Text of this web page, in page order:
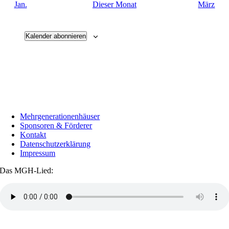
Jan. Dieser Monat März
Kalender abonnieren
Mehrgenerationenhäuser
Sponsoren & Förderer
Kontakt
Datenschutzerklärung
Impressum
Das MGH-Lied: